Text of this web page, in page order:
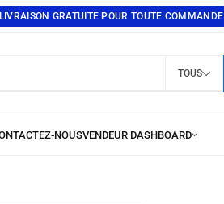
LIVRAISON GRATUITE POUR TOUTE COMMANDE
TOUS